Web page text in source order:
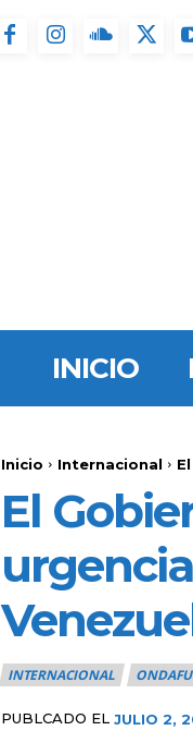
INICIO
Inicio Internacional
El
INTERNACIONAL
PUBLCADO EL JULIO 2,